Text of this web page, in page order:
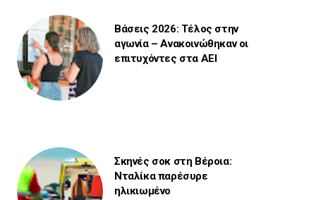
Βάσεις 2026: Τέλος στην
αγωνία – Ανακοινώθηκαν οι
επιτυχόντες στα ΑΕΙ
Σκηνές σοκ στη Βέροια:
Νταλίκα παρέσυρε
ηλικιωμένο